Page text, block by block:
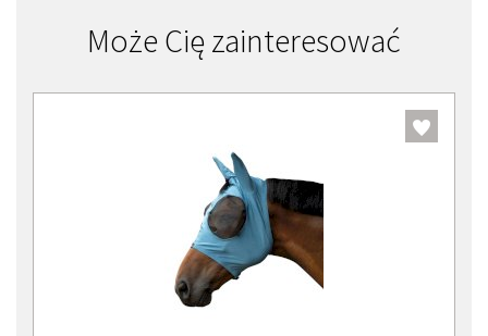
Może Cię zainteresować